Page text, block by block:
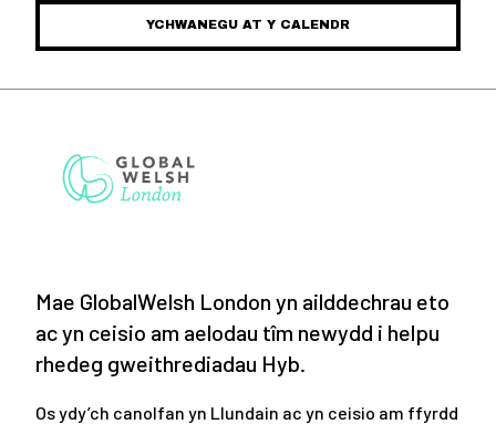
YCHWANEGU AT Y CALENDR
Mae GlobalWelsh London yn ailddechrau eto
ac yn ceisio am aelodau tîm newydd i helpu
rhedeg gweithrediadau Hyb.
Os ydy’ch canolfan yn Llundain ac yn ceisio am ffyrdd